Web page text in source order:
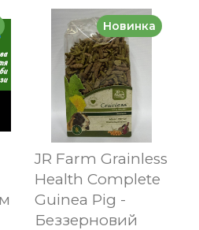
Новинка
JR Farm Grainless
Health Complete
Guinea Pig -
Беззерновий